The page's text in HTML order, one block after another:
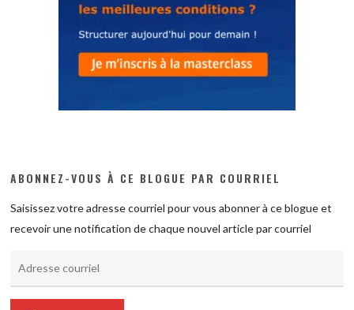
ABONNEZ-VOUS À CE BLOGUE PAR COURRIEL
Saisissez votre adresse courriel pour vous abonner à ce blogue et
recevoir une notification de chaque nouvel article par courriel